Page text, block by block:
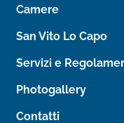
Camere
San Vito Lo Capo
Servizi e
Photogallery
Contatti